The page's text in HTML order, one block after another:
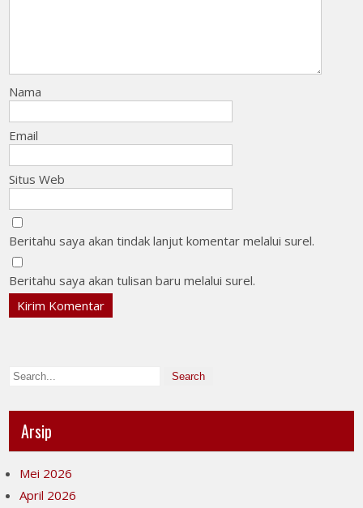
Nama
Email
Situs Web
Beritahu saya akan tindak lanjut komentar melalui surel.
Beritahu saya akan tulisan baru melalui surel.
Arsip
Mei 2026
April 2026